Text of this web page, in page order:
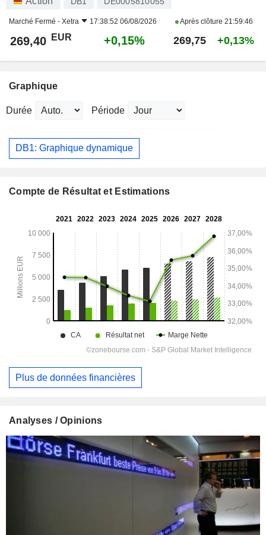
Marché Fermé - Xetra 17:38:52 06/08/2026 Après clôture 21:59:46
269,40 EUR +0,15% 269,75 +0,13%
Graphique
Durée Période
DB1: Graphique dynamique
Compte de Résultat et Estimations
Plus de données financières
Analyses / Opinions